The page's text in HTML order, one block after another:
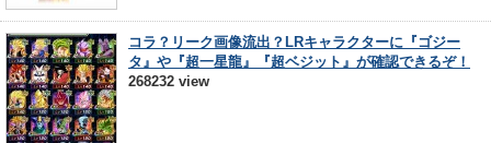
コラ？リーク画像流出？LRキャラクターに『ゴジー
タ』や『超一星龍』『超ベジット』が確認できるぞ！
268232 view